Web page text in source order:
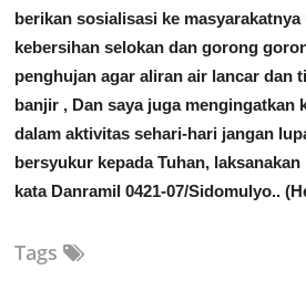
berikan sosialisasi ke
kebersihan selokan dan gorong
penghujan agar aliran air lancar dan
banjir , Dan saya juga mengingatkan
dalam aktivitas sehari-hari jangan
bersyukur kepada Tuhan,
kata Danramil 0421-07/Sidomulyo..
Tags